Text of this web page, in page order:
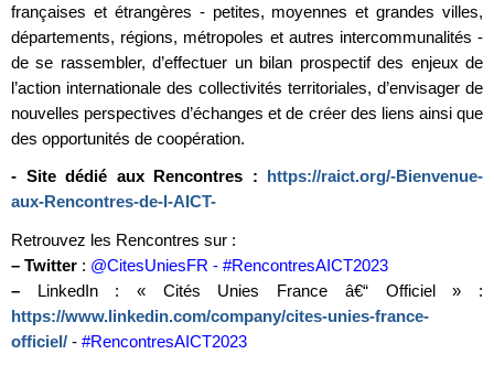
françaises et étrangères - petites, moyennes et grandes villes,
départements, régions, métropoles et autres intercommunalités -
de se rassembler, d’effectuer un bilan prospectif des enjeux de
l’action internationale des collectivités territoriales, d’envisager de
nouvelles perspectives d’échanges et de créer des liens ainsi que
des opportunités de coopération.
- Site dédié aux Rencontres : https://raict.org/-Bienvenue-
aux-Rencontres-de-l-AICT-
Retrouvez les Rencontres sur :
– Twitter : @CitesUniesFR - #RencontresAICT2023
– LinkedIn : « Cités Unies France â€“ Officiel » :
https://www.linkedin.com/company/cites-unies-france-
officiel/ - #RencontresAICT2023